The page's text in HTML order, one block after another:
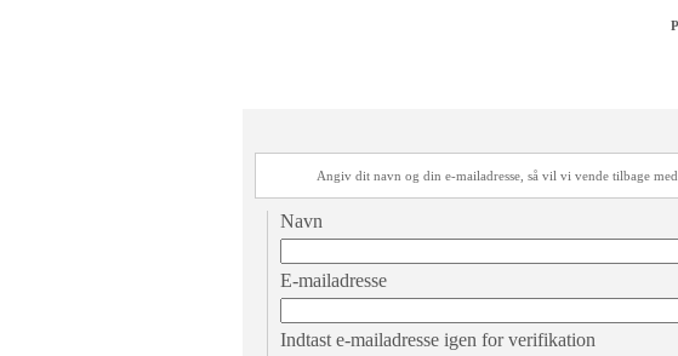
Angiv dit navn og din e-mailadresse, så vil vi vende tilbage
Navn
E-mailadresse
Indtast e-mailadresse igen for verifikation